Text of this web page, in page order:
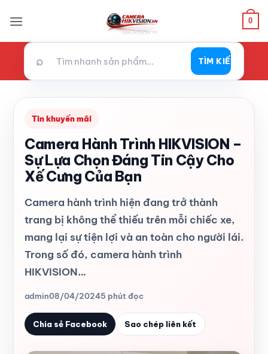
qua
0
⌕ TÌM KIẾM
Tin khuyến mãi
Camera Hành Trình HIKVISION –
Sự Lựa Chọn Đáng Tin Cậy Cho
Xế Cưng Của Bạn
Camera hành trình hiện đang trở thành
trang bị không thể thiếu trên mỗi chiếc xe,
mang lại sự tiện lợi và an toàn cho người lái.
Trong số đó, camera hành trình
HIKVISION…
admin08/04/20245 phút đọc
Chia sẻ Facebook Sao chép liên kết